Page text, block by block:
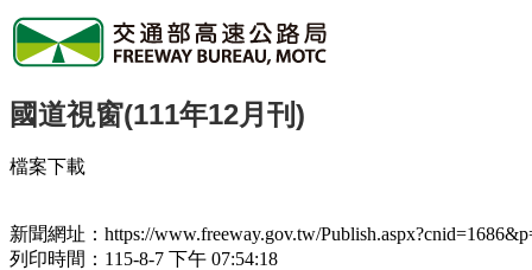
國道視窗(111年12月刊)
檔案下載
新聞網址：https://www.freeway.gov.tw/
列印時間：115-8-7 下午 07:54:18